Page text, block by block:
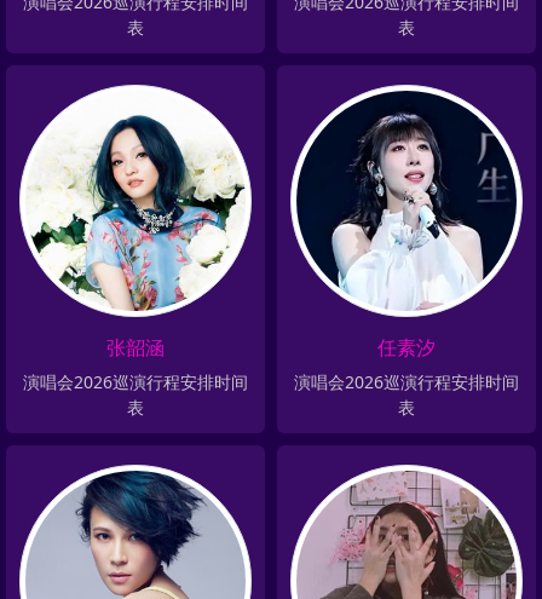
表
表
张韶涵
演唱会2026巡演行程安排时间
表
任素汐
演唱会2026巡演行程安排时间
表